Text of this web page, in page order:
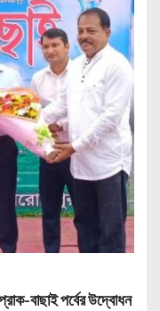
বাছাই পর্বের উদ্বোধন